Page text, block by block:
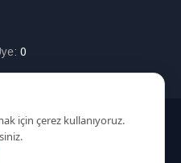
0
226
için çerez kullanıyoruz.